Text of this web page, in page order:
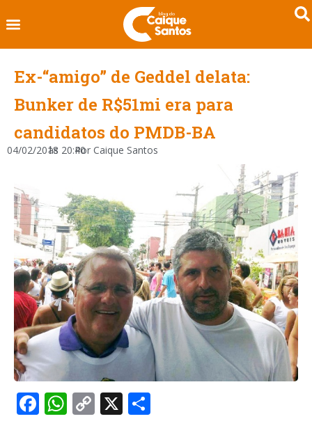
Ex-“amigo” de Geddel delata:
Bunker de R$51mi era para
candidatos do PMDB-BA
04/02/2018
às 20:40
Por Caique Santos
Facebook
WhatsApp
Copy
X